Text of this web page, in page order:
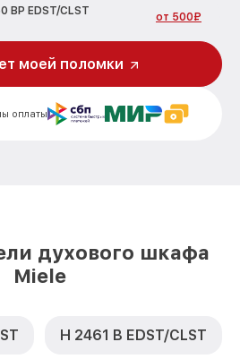
BP EDST/CLST
от 500₽
H 6260 BP
H 6260 BP
от 500₽
оплаты
моей поломки
духового шкафа
Miele
H 2461 B EDST/CLST